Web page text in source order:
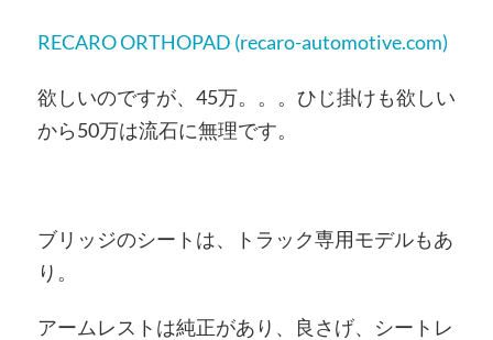
RECARO ORTHOPAD (recaro-automotive.com)
欲しいのですが、45万。。。ひじ掛けも欲しい
から50万は流石に無理です。
ブリッジのシートは、トラック専用モデルもあ
り。
アームレストは純正があり、良さげ、シートレ